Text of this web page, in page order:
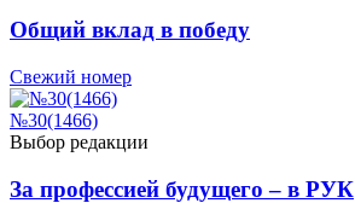
Общий вклад в победу
Свежий номер
№30(1466)
Выбор редакции
За профессией будущего – в РУК